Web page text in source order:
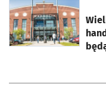
otworzy się w nowej